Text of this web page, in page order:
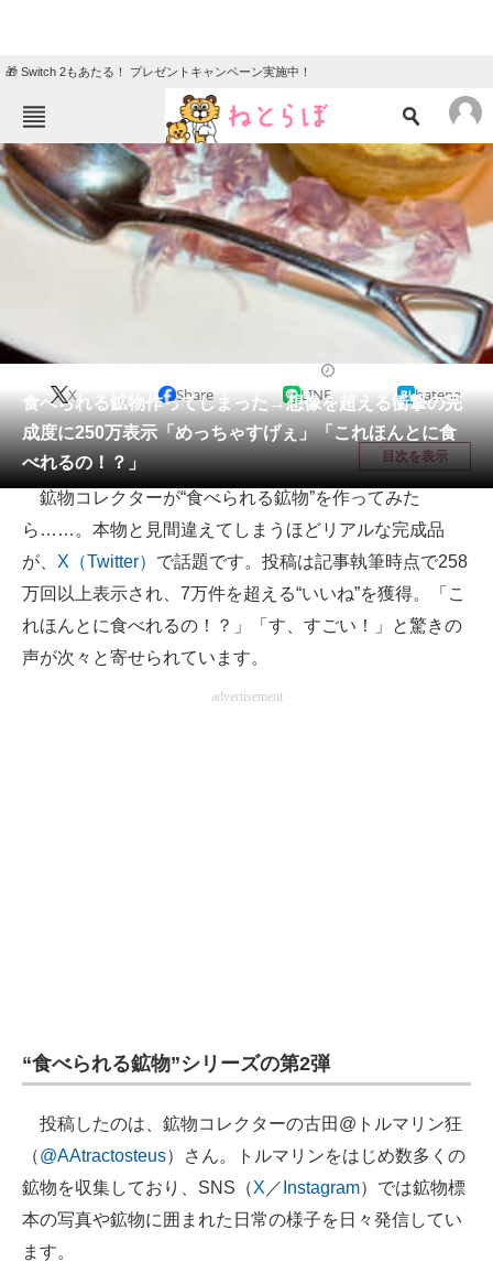
🎁 Switch 2もあたる！ プレゼントキャンペーン実施中！
ねとらぼメニュー
TOP ニュース
エンタメ クイズ
地域
動物
会員記事
メディア
注目記事を集めた総合ページ
ITの今と未来を見通す
スマホと通信の最新トレンド
進化するPCとデバイスの未来
IT製品の技術・比較・事例
モノづくり技術者専門サイト
食べられる鉱物作ってしまった→想像を超える衝撃の完
成度に250万表示「めっちゃすげぇ」「これほんとに食
べれるの！？」
X Share LINE hatena
目次を表示
鉱物コレクターが“食べられる鉱物”を作ってみた
ら……。本物と見間違えてしまうほどリアルな完成品
が、 X（Twitter） で話題です。投稿は記事執筆時点で258
万回以上表示され、7万件を超える“いいね”を獲得。「こ
れほんとに食べれるの！？」「す、すごい！」と驚きの
声が次々と寄せられています。
advertisement
“食べられる鉱物”シリーズの第2弾
投稿したのは、鉱物コレクターの古田@トルマリン狂
（@AAtractosteus）さん。トルマリンをはじめ数多くの
鉱物を収集しており、SNS（X ／ Instagram）では鉱物標
本の写真や鉱物に囲まれた日常の様子を日々発信してい
ます。